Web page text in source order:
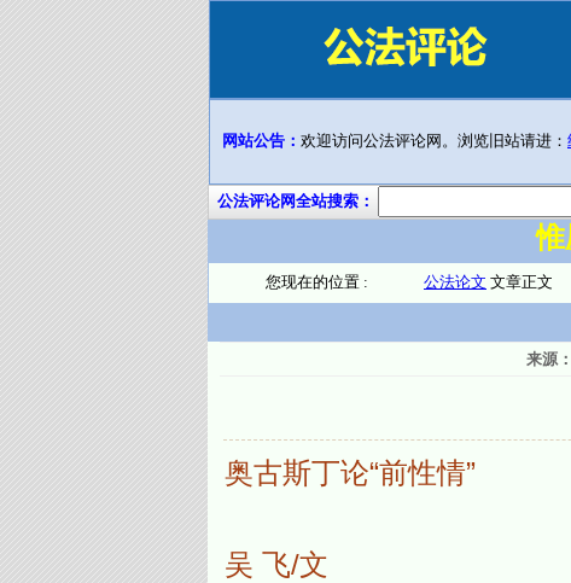
网站公告： 欢迎访问公法评论网。浏览旧站请进：
公法评论网全站搜索：
惟
您现在的位置 : 公法论文 文章正文
来源：
奥古斯丁论“前性情”
吴 飞/文